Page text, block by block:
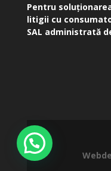
Pentru
litigii cu
SAL administrată